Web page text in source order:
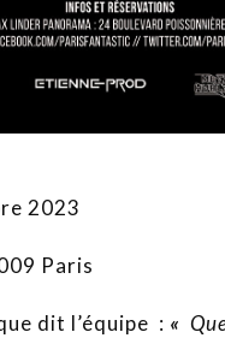
2023
Paris
dit l’équipe : «